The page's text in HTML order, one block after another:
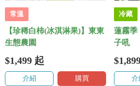
常溫
【珍稀白柿(冰淇淋果)】東東
生態農園
$1,499 起
介紹 購買
冷藏
蓮霧季
子吼
介